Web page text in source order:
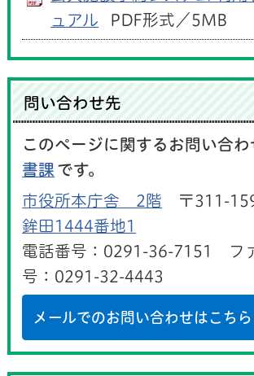
ュアル
PDF形式／5MB
問い合わせ先
このページに関するお問い合わ
書課 です。
市役所本庁舎 2階 〒311-
鉾田1444番地1
電話番号：0291-36-7151 フ
号：0291-32-4443
メールでのお問い合わせはこちら